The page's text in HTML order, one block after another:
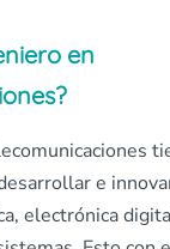
en
e
electrónica